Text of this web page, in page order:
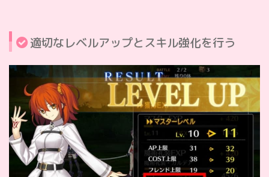
適切なレベルアップとスキル強化を行う